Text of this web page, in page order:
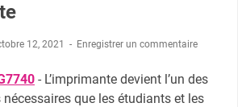
12, 2021 Enregistrer un commentaire
- L’imprimante devient l’un des
que les étudiants et les